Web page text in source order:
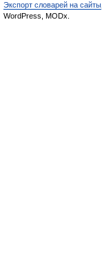
Экспорт словарей на сайты
WordPress, MODx.